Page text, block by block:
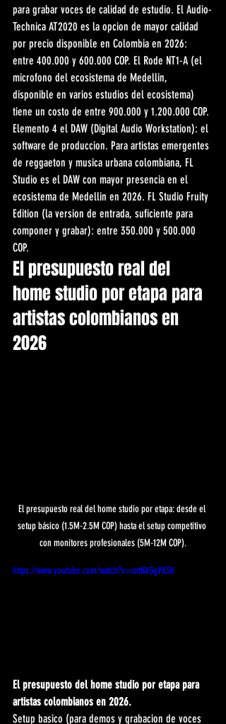
para grabar voces de calidad de estudio. El Audio-
Technica AT2020 es la opcion de mayor calidad
por precio disponible en Colombia en 2026:
entre 400.000 y 600.000 COP. El Rode NT1-A (el
microfono del ecosistema de Medellin,
disponible en varios estudios del ecosistema)
tiene un costo de entre 900.000 y 1.200.000 COP.
Elemento 4 el DAW (Digital Audio Workstation): el
software de produccion. Para artistas emergentes
de reggaeton y musica urbana colombiana, FL
Studio es el DAW con mayor presencia en el
ecosistema de Medellin en 2026. FL Studio Fruity
Edition (la version de entrada, suficiente para
componer y grabar): entre 350.000 y 500.000
COP.
El presupuesto real del
home studio por etapa para
artistas colombianos en
2026
El presupuesto real del home studio por etapa: desde el
setup básico (1.5M-2.5M COP) hasta el setup competitivo
con monitores profesionales (5M-12M COP).
https://www.youtube.com/watch?v=sntN4GgVK38
El presupuesto del home studio por etapa para
artistas colombianos en 2026.
Setup basico (para demos y grabacion de voces